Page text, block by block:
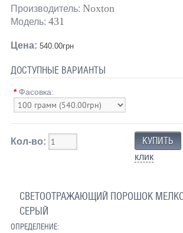
Производитель: Noxton
Модель: 431
Цена: 540.00грн
ДОСТУПНЫЕ ВАРИАНТЫ
* Фасовка:
Кол-во:
клик
СВЕТООТРАЖАЮЩИЙ ПОРОШОК
СЕРЫЙ
ОПРЕДЕЛЕНИЕ: